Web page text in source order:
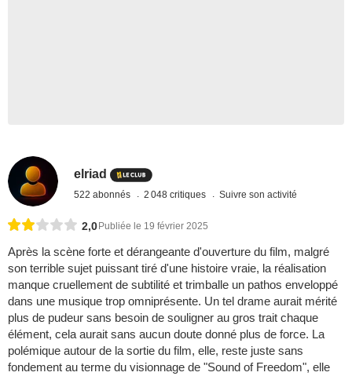
elriad
522 abonnés 2 048 critiques Suivre son activité
2,0 Publiée le 19 février 2025
Après la scène forte et dérangeante d'ouverture du film, malgré
son terrible sujet puissant tiré d'une histoire vraie, la réalisation
manque cruellement de subtilité et trimballe un pathos enveloppé
dans une musique trop omniprésente. Un tel drame aurait mérité
plus de pudeur sans besoin de souligner au gros trait chaque
élément, cela aurait sans aucun doute donné plus de force. La
polémique autour de la sortie du film, elle, reste juste sans
fondement au terme du visionnage de "Sound of Freedom", elle